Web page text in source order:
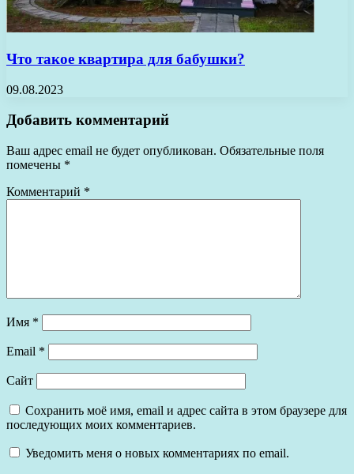
Что такое квартира для бабушки?
09.08.2023
Добавить комментарий
Ваш адрес email не будет опубликован. Обязательные поля
помечены *
Комментарий *
Имя *
Email *
Сайт
Сохранить моё имя, email и адрес сайта в этом браузере для
последующих моих комментариев.
Уведомить меня о новых комментариях по email.